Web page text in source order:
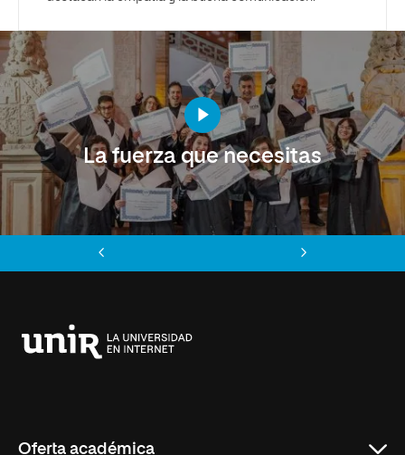
La fuerza que necesitas
Oferta académica